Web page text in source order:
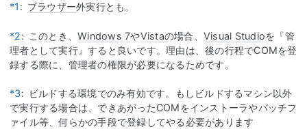
*1 : ブラウザー外実行とも。
*2: このとき、Windows 7やVistaの場合、 Visual Studioを『管
理者として実行』すると良いです。理由は、後の行程でCOMを登
録する際に、管理者の権限が必要になるためです。
*3: ビルドする環境でのみ有効です。もしビルドするマシン以外
で実行する場合は、できあがったCOMをインストーラやバッチフ
ァイル等、何らかの手段で登録してやる必要があります